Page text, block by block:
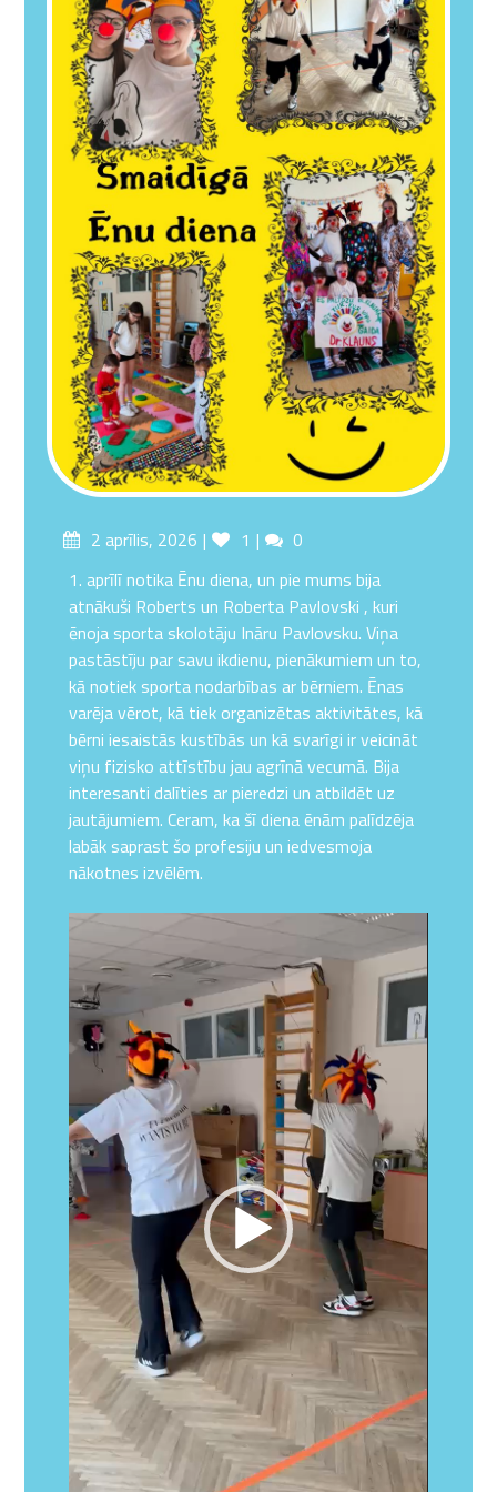
Posted2 aprīlis, 2026 Likes
1 Comments
0
1. aprīlī notika Ēnu diena, un pie mums bija
atnākuši Roberts un Roberta Pavlovski , kuri
ēnoja sporta skolotāju Ināru Pavlovsku. Viņa
pastāstīju par savu ikdienu, pienākumiem un to,
kā notiek sporta nodarbības ar bērniem. Ēnas
varēja vērot, kā tiek organizētas aktivitātes, kā
bērni iesaistās kustībās un kā svarīgi ir veicināt
viņu fizisko attīstību jau agrīnā vecumā. Bija
interesanti dalīties ar pieredzi un atbildēt uz
jautājumiem. Ceram, ka šī diena ēnām palīdzēja
labāk saprast šo profesiju un iedvesmoja
nākotnes izvēlēm.
Video
atskaņotājs